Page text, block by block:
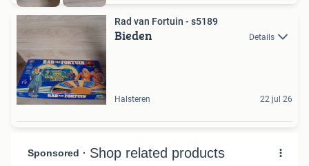
Rad van Fortuin - s5189
Bieden Details
Halsteren 22 jul 26